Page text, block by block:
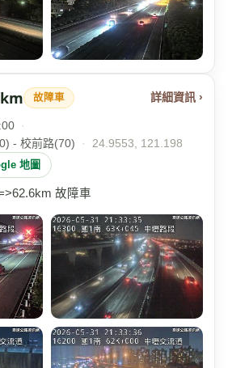
故障車 詳細資訊 ›
·
- 校前路(70)
· 24.9553, 121.198
地圖
故障車